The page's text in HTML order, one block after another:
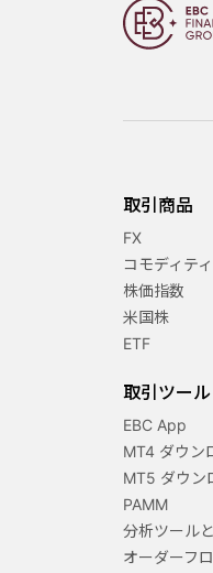
取引商品
FX
コモディティ
株価指数
米国株
ETF
取引ツール
EBC App
MT4 ダウン
MT5 ダウン
PAMM
分析ツール
オーダーフ